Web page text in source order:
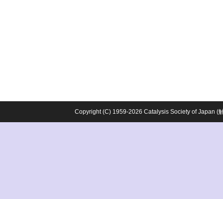
Copyright (C) 1959-2026 Catalysis Society of Japan (